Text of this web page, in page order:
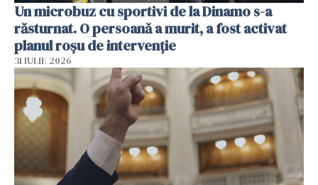
Un microbuz cu sportivi de la Dinamo s-a
răsturnat. O persoană a murit, a fost activat
planul roșu de intervenție
31 IULIE 2026